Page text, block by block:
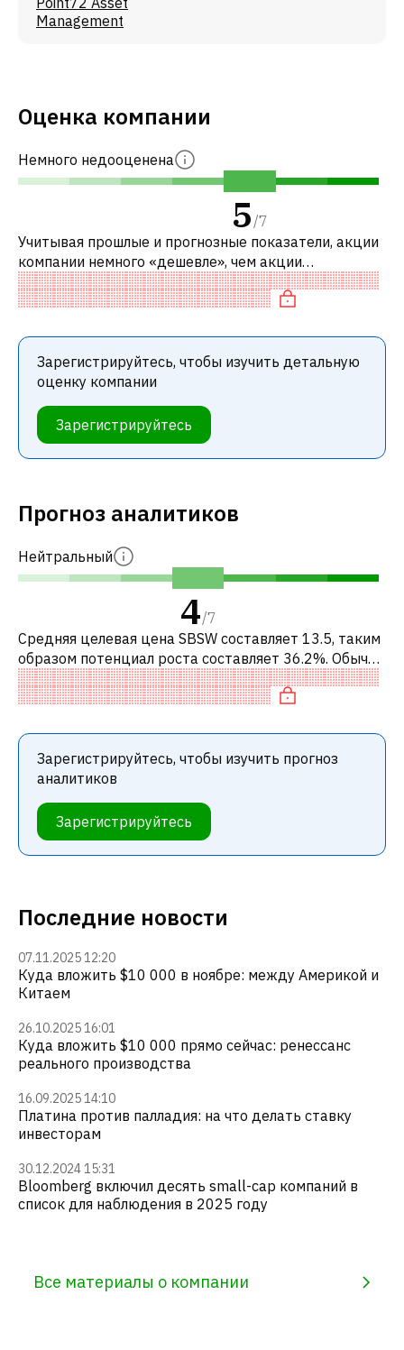
Management
Последние новости
07.11.2025 12:20
Куда вложить $10 000 в ноябре: между Америкой и
Китаем
26.10.2025 16:01
Куда вложить $10 000 прямо сейчас: ренессанс
реального производства
16.09.2025 14:10
Платина против палладия: на что делать ставку
инвесторам
30.12.2024 15:31
Bloomberg включил десять small-cap компаний в
список для наблюдения в 2025 году
Все материалы о компании
Оценка компании
Немного недооценена
5 /7
Учитывая прошлые и прогнозные показатели, акции
компании немного «дешевле», чем акции
аналогичных компаний. В частности, акция
«дешевая» по P/E, нейтрально оценена по EV/
Зарегистрируйтесь, чтобы изучить детальную
оценку компании
Зарегистрируйтесь
Прогноз аналитиков
Нейтральный
4/7
Средняя целевая цена SBSW составляет 13.5, таким
образом потенциал роста составляет 36.2%. Обычно
это означает рекомендацию «ПОКУПАТЬ» среди
инвестиционных компаний или р
Зарегистрируйтесь, чтобы изучить прогноз
аналитиков
Зарегистрируйтесь